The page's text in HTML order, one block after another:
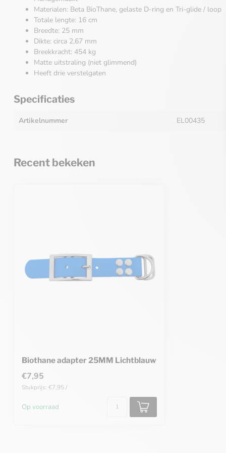
Materialen: Beta BioThane, gelaste D-ring en Tri-glide / loop
Totale lengte: 16 cm
Breedte: 25 mm
Dikte: circa 2,67 mm
Breekkracht: 454 kg
Matte uitstraling (niet glimmend)
Heeft drie verstelgaten
Specificaties
Artikelnummer EL00435
Recent bekeken
Biothane adapter 25MM Lichtblauw
€7,95
Stukprijs: €7,95 /
Op voorraad